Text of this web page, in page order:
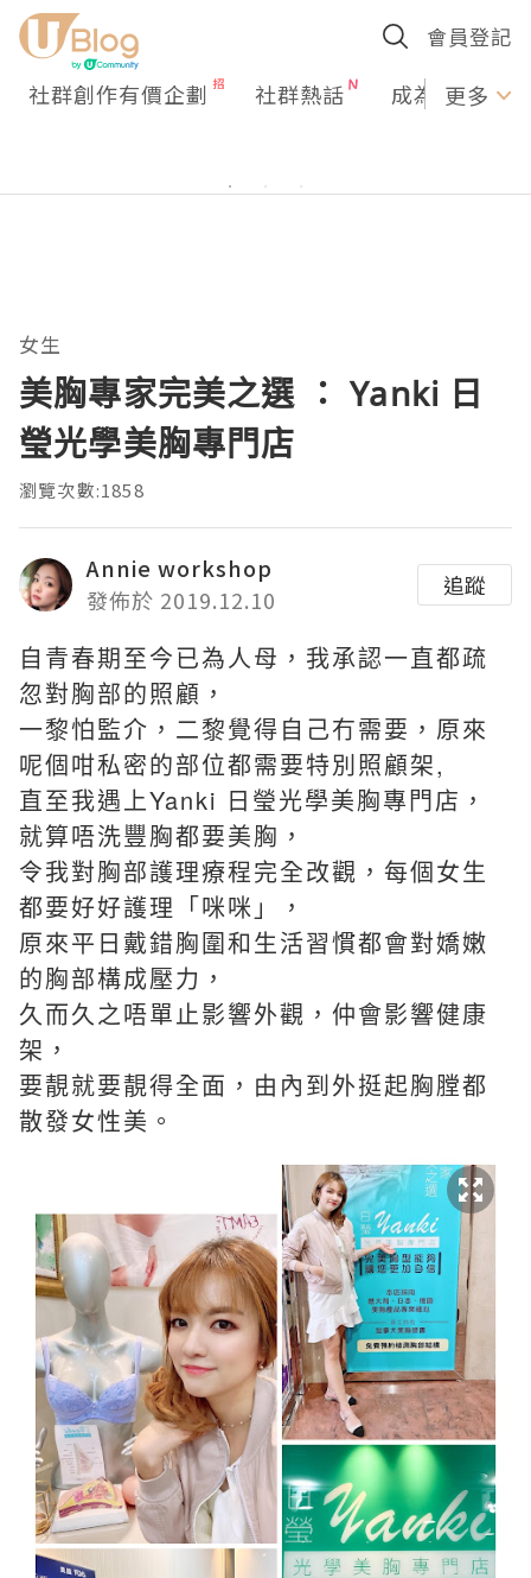
會員登記
社群創作有價企劃 社群熱話 成為U更多
女生
美胸專家完美之選 ： Yanki 日
瑩光學美胸專門店
瀏覽次數:1858
Annie workshop
發佈於 2019.12.10
追蹤
自青春期至今已為人母，我承認一直都疏
忽對胸部的照顧，
一黎怕監介，二黎覺得自己冇需要，原來
呢個咁私密的部位都需要特別照顧架,
直至我遇上Yanki 日瑩光學美胸專門店，
就算唔洗豐胸都要美胸，
令我對胸部護理療程完全改觀，每個女生
都要好好護理「咪咪」，
原來平日戴錯胸圍和生活習慣都會對嬌嫩
的胸部構成壓力，
久而久之唔單止影響外觀，仲會影響健康
架，
要靚就要靚得全面，由內到外挺起胸膛都
散發女性美。